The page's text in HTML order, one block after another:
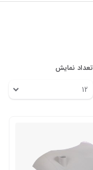
تعداد نمایش